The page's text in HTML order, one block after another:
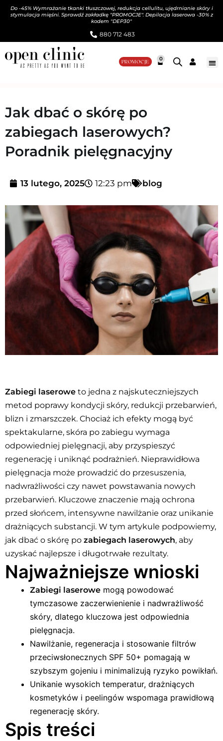
Do -45% Wymrażanie tkanki tłuszczowej, redukcja cellulitu, ujędrnianie skóry i
stymulacja mięśni. Sprawdź zakładkę "PROMOCJE". Depilacja laserowa -30% z
kodem "DEP30"
880 712 483​
PROMOCJE 0
Jak dbać o skórę po
zabiegach laserowych?
Poradnik pielęgnacyjny
13 lutego, 2025 12:23 pm blog
Zabiegi laserowe to jedna z najskuteczniejszych
metod poprawy kondycji skóry, redukcji przebarwień,
blizn i zmarszczek. Chociaż ich efekty mogą być
spektakularne, skóra po zabiegu wymaga
odpowiedniej pielęgnacji, aby przyspieszyć
regenerację i uniknąć podrażnień. Nieprawidłowa
pielęgnacja może prowadzić do przesuszenia,
nadwrażliwości czy nawet powstawania nowych
przebarwień. Kluczowe znaczenie mają ochrona
przed słońcem, intensywne nawilżanie oraz unikanie
drażniących substancji. W tym artykule podpowiemy,
jak dbać o skórę po zabiegach laserowych, aby
uzyskać najlepsze i długotrwałe rezultaty.
Najważniejsze wnioski
Zabiegi laserowe mogą powodować
tymczasowe zaczerwienienie i nadwrażliwość
skóry, dlatego kluczowa jest odpowiednia
pielęgnacja.
Nawilżanie, regeneracja i stosowanie filtrów
przeciwsłonecznych SPF 50+ pomagają w
szybszym gojeniu i minimalizują ryzyko powikłań.
Unikanie wysokich temperatur, drażniących
kosmetyków i peelingów wspomaga prawidłową
regenerację skóry.
Spis treści